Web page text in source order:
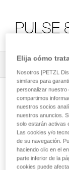
PULSE
Todos los
Revisión de
Elija cómo
Nosotros [PETZL
similares para
personalizar nuestro
compartimos
nuestros socios
nuestros anuncios.
solo estarán activas
Las cookies y/o
de su navegación.
haciendo clic en el
parte inferior de la
cookies puede